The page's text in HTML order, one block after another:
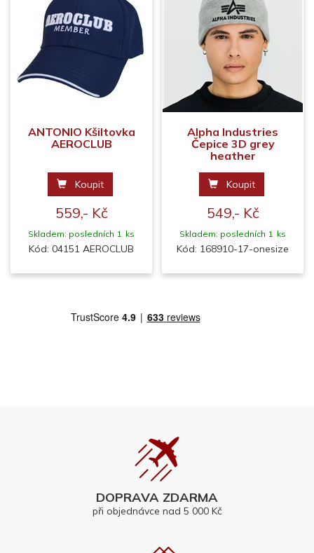
ANTONIO Kšiltovka
AEROCLUB
Koupit
559,- Kč
Skladem: posledních 1 ks
Kód: 04151 AEROCLUB
Alpha Industries
Čepice 3D grey
heather
Koupit
549,- Kč
Skladem: posledních 1 ks
Kód: 168910-17-onesize
DOPRAVA ZDARMA
při objednávce nad 5 000 Kč